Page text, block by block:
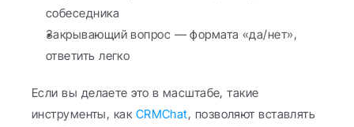
собеседника
Закрывающий вопрос — формата «да/нет»,
ответить легко
Если вы делаете это в масштабе, такие
инструменты, как CRMChat, позволяют вставлять